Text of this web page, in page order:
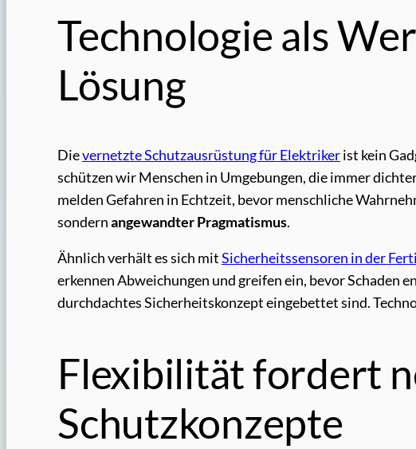
Technologie als
Lösung
Dievernetzte Schutzausrüstung für Elektrikerist kein
schützen wir Menschen in Umgebungen, die immer
melden Gefahren in Echtzeit, bevor menschliche
sondernangewandter Pragmatismus.
Ähnlich verhält es sich mitSicherheitssensoren in der
erkennen Abweichungen und greifen ein, bevor Schaden
durchdachtes Sicherheitskonzept eingebettet sind.
Flexibilität fordert
Schutzkonzepte